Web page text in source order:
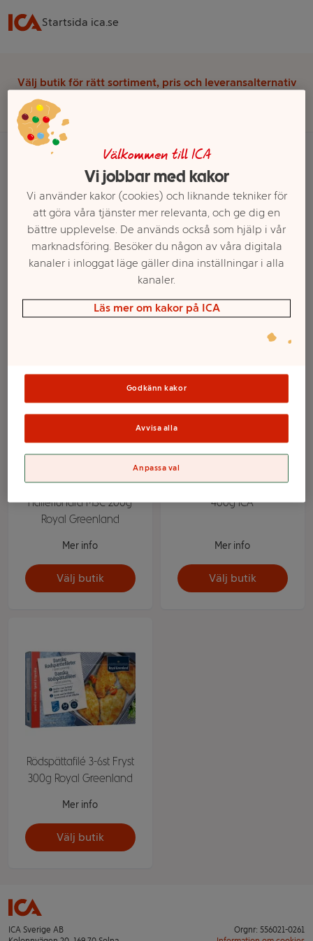
Startsida ica.se
Välj butik för rätt sortiment, pris och leveransalternativ
Fisk & Skaldjur Fisk Rödspätta & Plattfisk
Fryst Rödspätta & Plattfisk
Ett exempel på onlinesortiment visas.
Fryst Rödspätta & Plattfisk
Liten grönländsk
hälleflundra MSC 200g
Royal Greenland
Mer info
Välj butik
Rödspättafilé Fryst
400g ICA
Mer info
Välj butik
Rödspättafilé 3-6st Fryst
300g Royal Greenland
Mer info
Välj butik
ICA Sverige AB
Orgnr: 556021-0261
Välkommen till ICA
Vi jobbar med kakor
Vi använder kakor (cookies) och liknande tekniker för
att göra våra tjänster mer relevanta, och ge dig en
bättre upplevelse. De används också som hjälp i vår
marknadsföring. Besöker du någon av våra digitala
kanaler i inloggat läge gäller dina inställningar i alla
kanaler.
Läs mer om kakor på ICA
Godkänn kakor
Avvisa alla
Anpassa val